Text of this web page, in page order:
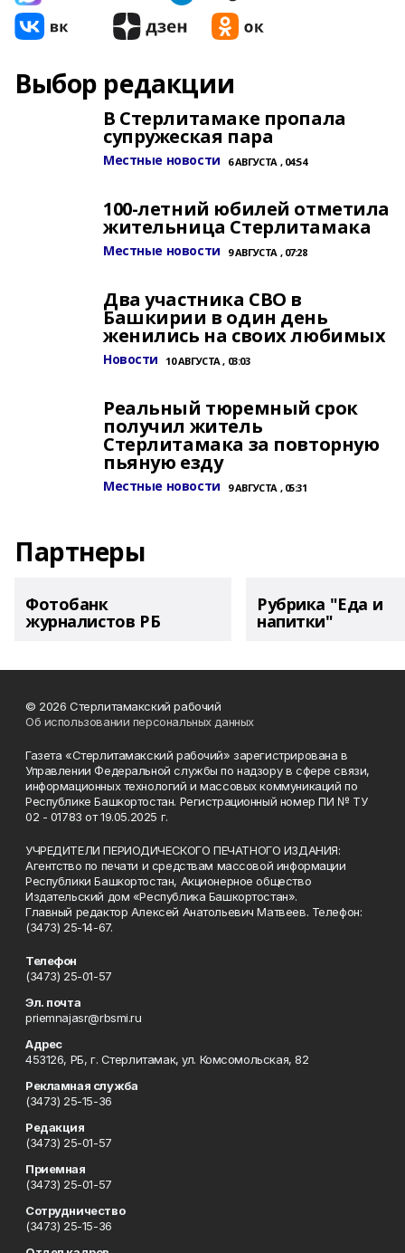
Выбор редакции
В Стерлитамаке пропала
супружеская пара
Местные новости 6 АВГУСТА , 04:54
100-летний юбилей отметила
жительница Стерлитамака
Местные новости 9 АВГУСТА , 07:28
Два участника СВО в
Башкирии в один день
женились на своих любимых
Новости 10 АВГУСТА , 03:03
Реальный тюремный срок
получил житель
Стерлитамака за повторную
пьяную езду
Местные новости 9 АВГУСТА , 05:31
Партнеры
Фотобанк
журналистов РБ
Рубрика "Еда и
напитки"
© 2026 Стерлитамакский рабочий
Об использовании персональных данных
Газета «Стерлитамакский рабочий» зарегистрирована в
Управлении Федеральной службы по надзору в сфере связи,
информационных технологий и массовых коммуникаций по
Республике Башкортостан. Регистрационный номер ПИ № ТУ
02 - 01783 от 19.05.2025 г.
УЧРЕДИТЕЛИ ПЕРИОДИЧЕСКОГО ПЕЧАТНОГО ИЗДАНИЯ:
Агентство по печати и средствам массовой информации
Республики Башкортостан, Акционерное общество
Издательский дом «Республика Башкортостан».
Главный редактор Алексей Анатольевич Матвеев. Телефон:
(3473) 25-14-67.
Телефон
(3473) 25-01-57
Эл. почта
priemnajasr@rbsmi.ru
Адрес
453126, РБ, г. Стерлитамак, ул. Комсомольская, 82
Рекламная служба
(3473) 25-15-36
Редакция
(3473) 25-01-57
Приемная
(3473) 25-01-57
Сотрудничество
(3473) 25-15-36